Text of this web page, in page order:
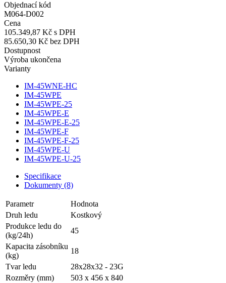
Objednací kód
M064-D002
Cena
105.349,87 Kč s DPH
85.650,30 Kč bez DPH
Dostupnost
Výroba ukončena
Varianty
IM-45WNE-HC
IM-45WPE
IM-45WPE-25
IM-45WPE-E
IM-45WPE-E-25
IM-45WPE-F
IM-45WPE-F-25
IM-45WPE-U
IM-45WPE-U-25
Specifikace
Dokumenty (8)
Parametr
Hodnota
Druh ledu
Kostkový
Produkce ledu do
(kg/24h)
45
Kapacita zásobníku
(kg)
18
Tvar ledu
28x28x32 - 23G
Rozměry (mm)
503 x 456 x 840